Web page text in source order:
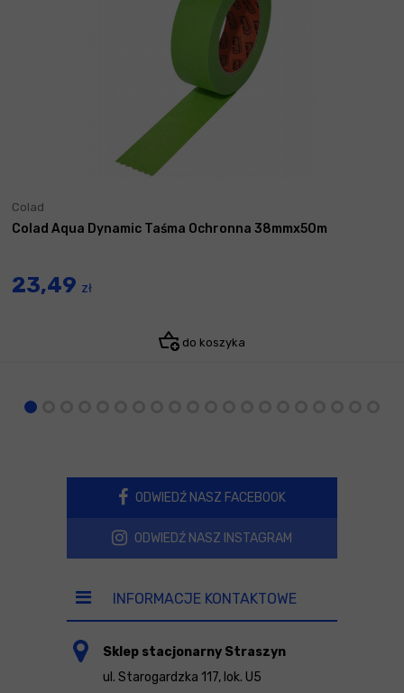
Colad
Colad Aqua Dynamic Taśma Ochronna 38mmx50m
23,49 zł
do koszyka
ODWIEDŹ NASZ FACEBOOK
ODWIEDŹ NASZ INSTAGRAM
INFORMACJE KONTAKTOWE
Sklep stacjonarny Straszyn
ul. Starogardzka 117, lok. U5